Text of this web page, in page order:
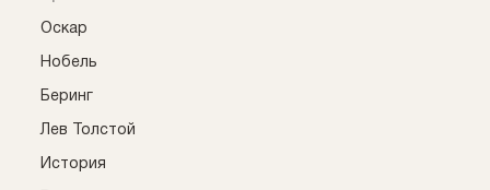
Оскар
Нобель
Беринг
Лев Толстой
История